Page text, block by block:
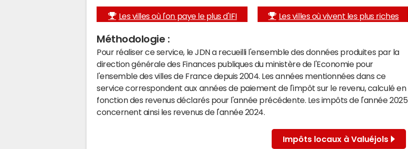
Les villes où l'on paye le plus d'IFI Les villes où vivent les plus riches
Méthodologie :
Pour réaliser ce service, le JDN a recueilli l'ensemble des données produites par la
direction générale des Finances publiques du ministère de l'Economie pour
l'ensemble des villes de France depuis 2004. Les années mentionnées dans ce
service correspondent aux années de paiement de l'impôt sur le revenu, calculé en
fonction des revenus déclarés pour l'année précédente. Les impôts de l'année 2025
concernent ainsi les revenus de l'année 2024.
Impôts locaux à Valuéjols